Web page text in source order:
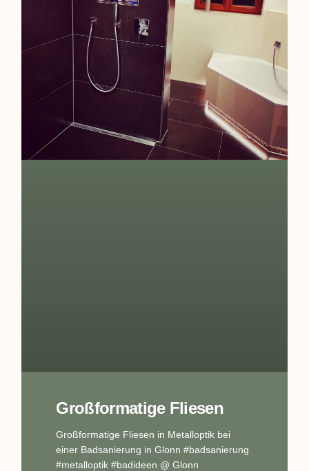
Großformatige Fliesen
Großformatige Fliesen in Metalloptik bei
einer Badsanierung in Glonn #badsanierung
#metalloptik #badideen @ Glonn